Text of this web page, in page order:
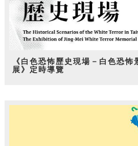
《白色恐怖歷史現場－白色恐怖
展》定時導覽